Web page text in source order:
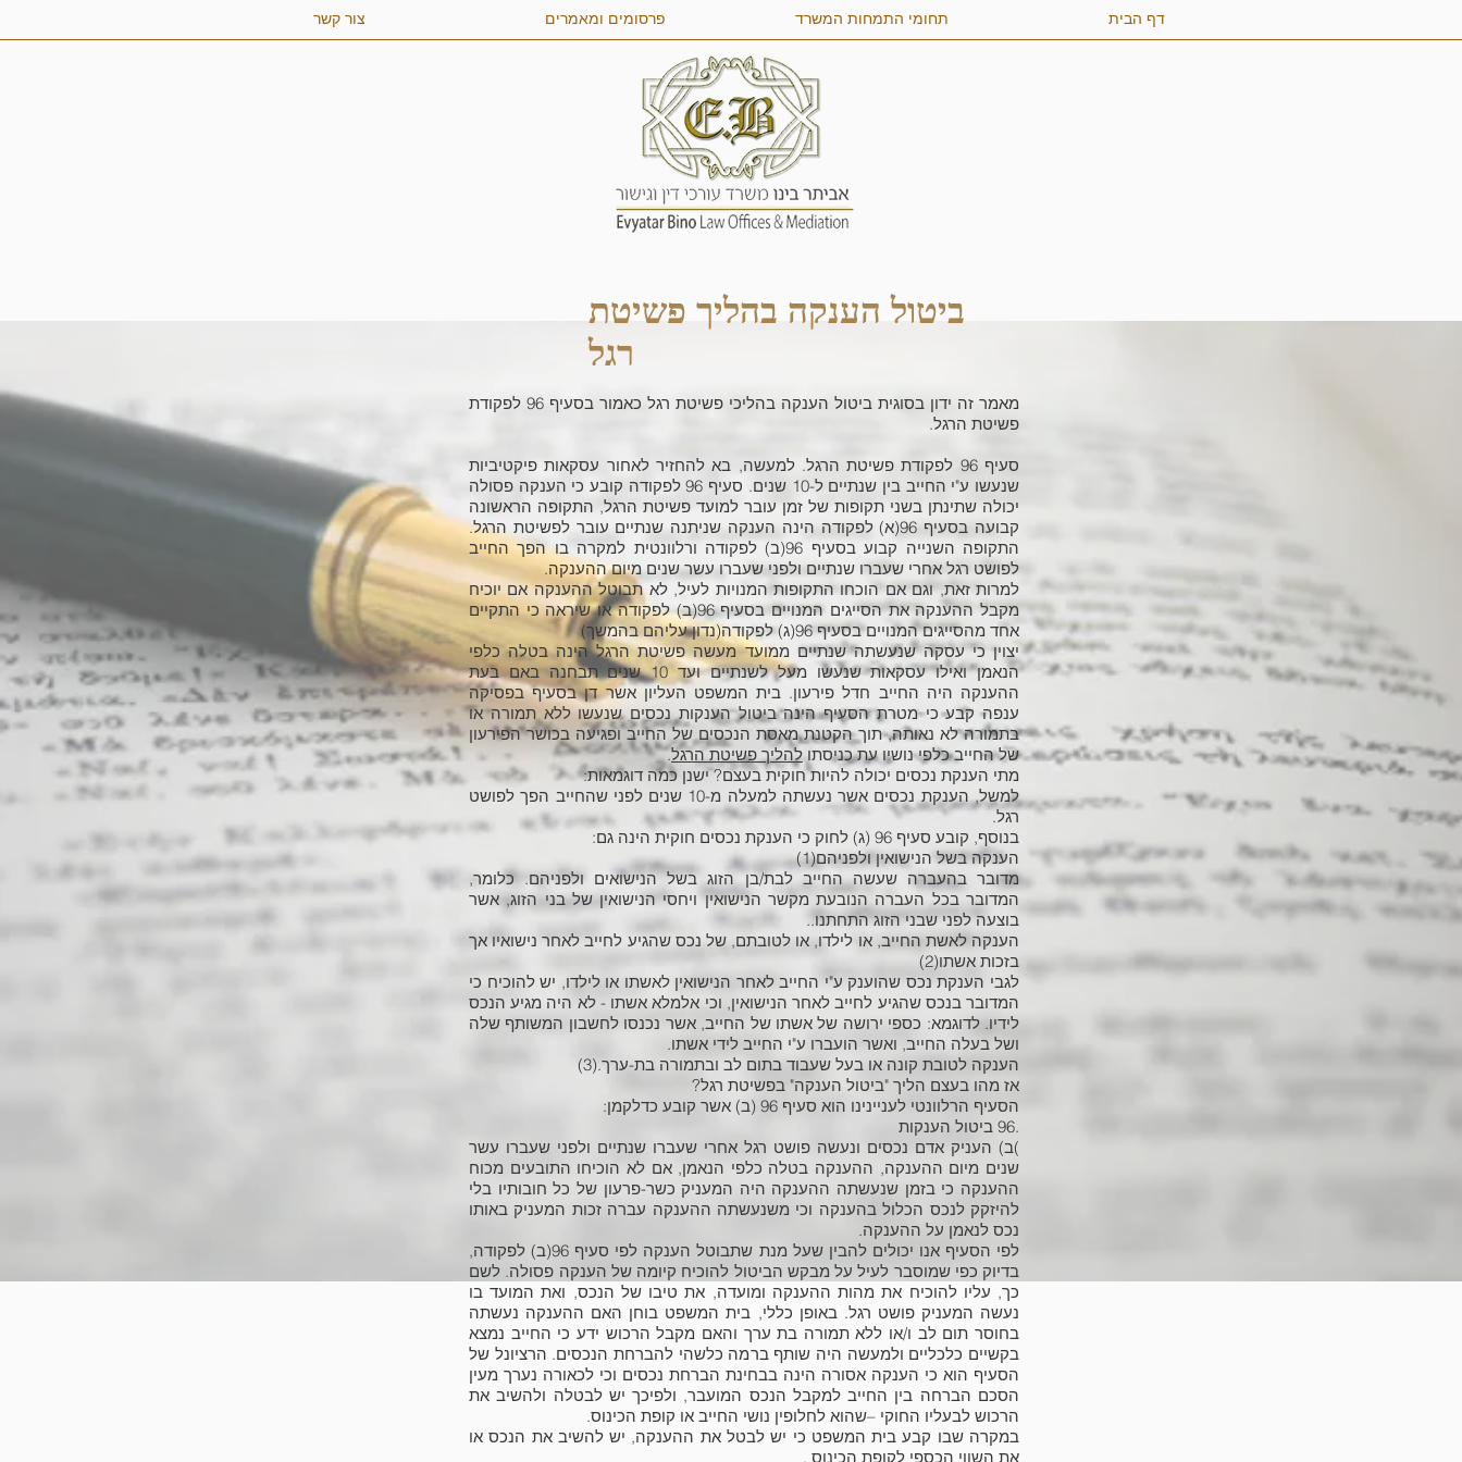
צור קשר פרסומים ומאמרים תחומי התמחות המשרד דף הבית
ביטול הענקה בהליך פשיטת
רגל
מאמר זה ידון בסוגית ביטול הענקה בהליכי פשיטת רגל כאמור בסעיף 96 לפקודת
פשיטת הרגל.
סעיף 96 לפקודת פשיטת הרגל. למעשה, בא להחזיר לאחור עסקאות פיקטיביות
שנעשו ע"י החייב בין שנתיים ל-10 שנים. סעיף 96 לפקודה קובע כי הענקה פסולה
יכולה שתינתן בשני תקופות של זמן עובר למועד פשיטת הרגל, התקופה הראשונה
קבועה בסעיף 96(א) לפקודה הינה הענקה שניתנה שנתיים עובר לפשיטת הרגל.
התקופה השנייה קבוע בסעיף 96(ב) לפקודה ורלוונטית למקרה בו הפך החייב
לפושט רגל אחרי שעברו שנתיים ולפני שעברו עשר שנים מיום ההענקה.
למרות זאת, וגם אם הוכחו התקופות המנויות לעיל, לא תבוטל ההענקה אם יוכיח
מקבל ההענקה את הסייגים המנויים בסעיף 96(ב) לפקודה או שיראה כי התקיים
אחד מהסייגים המנויים בסעיף 96(ג) לפקודה(נדון עליהם בהמשך)
יצוין כי עסקה שנעשתה שנתיים ממועד מעשה פשיטת הרגל הינה בטלה כלפי
הנאמן ואילו עסקאות שנעשו מעל לשנתיים ועד 10 שנים תבחנה באם בעת
ההענקה היה החייב חדל פירעון. בית המשפט העליון אשר דן בסעיף בפסיקה
ענפה קבע כי מטרת הסעיף הינה ביטול הענקות נכסים שנעשו ללא תמורה או
בתמורה לא נאותה, תוך הקטנת מאסת הנכסים של החייב ופגיעה בכושר הפירעון
של החייב כלפי נושיו עת כניסתולהליך פשיטת הרגל.
מתי הענקת נכסים יכולה להיות חוקית בעצם? ישנן כמה דוגמאות:
למשל, הענקת נכסים אשר נעשתה למעלה מ-10 שנים לפני שהחייב הפך לפושט
רגל.
בנוסף, קובע סעיף 96 (ג) לחוק כי הענקת נכסים חוקית הינה גם:
הענקה בשל הנישואין ולפניהם(1)
מדובר בהעברה שעשה החייב לבת/בן הזוג בשל הנישואים ולפניהם. כלומר,
המדובר בכל העברה הנובעת מקשר הנישואין ויחסי הנישואין של בני הזוג, אשר
בוצעה לפני שבני הזוג התחתנו..
הענקה לאשת החייב, או לילדו, או לטובתם, של נכס שהגיע לחייב לאחר נישואיו אך
בזכות אשתו(2)
לגבי הענקת נכס שהוענק ע"י החייב לאחר הנישואין לאשתו או לילדו, יש להוכיח כי
המדובר בנכס שהגיע לחייב לאחר הנישואין, וכי אלמלא אשתו - לא היה מגיע הנכס
לידיו. לדוגמא: כספי ירושה של אשתו של החייב, אשר נכנסו לחשבון המשותף שלה
ושל בעלה החייב, ואשר הועברו ע"י החייב לידי אשתו.
הענקה לטובת קונה או בעל שעבוד בתום לב ובתמורה בת-ערך.(3)
אז מהו בעצם הליך "ביטול הענקה" בפשיטת רגל?
הסעיף הרלוונטי לעניינינו הוא סעיף 96 (ב) אשר קובע כדלקמן:
.96 ביטול הענקות
)ב) העניק אדם נכסים ונעשה פושט רגל אחרי שעברו שנתיים ולפני שעברו עשר
שנים מיום ההענקה, ההענקה בטלה כלפי הנאמן, אם לא הוכיחו התובעים מכוח
ההענקה כי בזמן שנעשתה ההענקה היה המעניק כשר-פרעון של כל חובותיו בלי
להיזקק לנכס הכלול בהענקה וכי משנעשתה ההענקה עברה זכות המעניק באותו
נכס לנאמן על ההענקה.
לפי הסעיף אנו יכולים להבין שעל מנת שתבוטל הענקה לפי סעיף 96(ב) לפקודה,
בדיוק כפי שמוסבר לעיל על מבקש הביטול להוכיח קיומה של הענקה פסולה. לשם
כך, עליו להוכיח את מהות ההענקה ומועדה, את טיבו של הנכס, ואת המועד בו
נעשה המעניק פושט רגל. באופן כללי, בית המשפט בוחן האם ההענקה נעשתה
בחוסר תום לב ו/או ללא תמורה בת ערך והאם מקבל הרכוש ידע כי החייב נמצא
בקשיים כלכליים ולמעשה היה שותף ברמה כלשהי להברחת הנכסים. הרציונל של
הסעיף הוא כי הענקה אסורה הינה בבחינת הברחת נכסים וכי לכאורה נערך מעין
הסכם הברחה בין החייב למקבל הנכס המועבר, ולפיכך יש לבטלה ולהשיב את
הרכוש לבעליו החוקי –שהוא לחלופין נושי החייב או קופת הכינוס.
במקרה שבו קבע בית המשפט כי יש לבטל את ההענקה, יש להשיב את הנכס או
את השווי הכספי לקופת הכינוס .